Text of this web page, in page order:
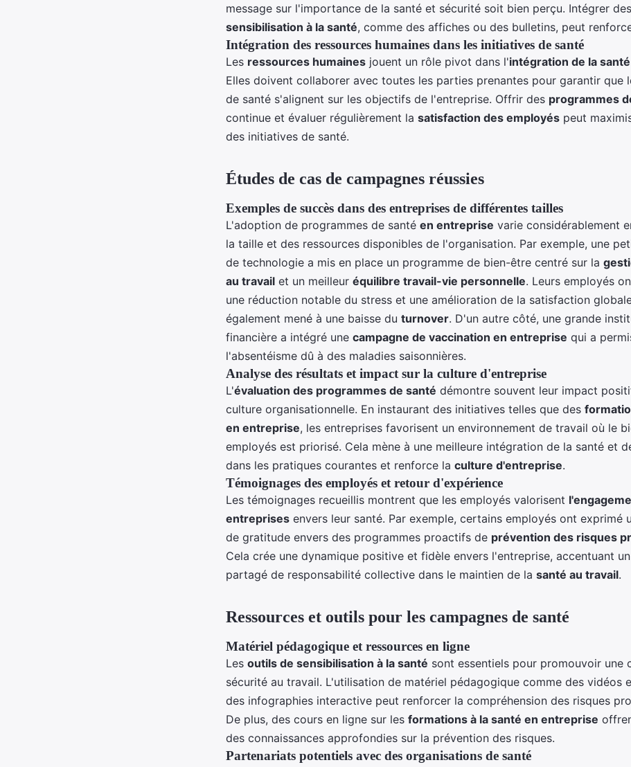
message sur l'importance de la santé et sécurité soit bien perçu. Intégrer des
sensibilisation à la santé, comme des affiches ou des bulletins, peut
Intégration des ressources humaines dans les initiatives de santé
Les ressources humaines jouent un rôle pivot dans l'intégration de la
Elles doivent collaborer avec toutes les parties prenantes pour garantir que
de santé s'alignent sur les objectifs de l'entreprise. Offrir des programmes
continue et évaluer régulièrement la satisfaction des employés peut
des initiatives de santé.
Études de cas de campagnes réussies
Exemples de succès dans des entreprises de différentes tailles
L'adoption de programmes de santé en entreprise varie considérablement
la taille et des ressources disponibles de l'organisation. Par exemple, une
de technologie a mis en place un programme de bien-être centré sur la
au travail et un meilleur équilibre travail-vie personnelle. Leurs employés
une réduction notable du stress et une amélioration de la satisfaction
également mené à une baisse du turnover. D'un autre côté, une grande
financière a intégré une campagne de vaccination en entreprise qui a
l'absentéisme dû à des maladies saisonnières.
Analyse des résultats et impact sur la culture d'entreprise
L'évaluation des programmes de santé démontre souvent leur impact
culture organisationnelle. En instaurant des initiatives telles que des
en entreprise, les entreprises favorisent un environnement de travail où le
employés est priorisé. Cela mène à une meilleure intégration de la santé et
dans les pratiques courantes et renforce la culture d'entreprise.
Témoignages des employés et retour d'expérience
Les témoignages recueillis montrent que les employés valorisent
entreprises envers leur santé. Par exemple, certains employés ont exprimé
de gratitude envers des programmes proactifs de prévention des risques
Cela crée une dynamique positive et fidèle envers l'entreprise, accentuant
partagé de responsabilité collective dans le maintien de la santé au travail.
Ressources et outils pour les campagnes de santé
Matériel pédagogique et ressources en ligne
Les outils de sensibilisation à la santé sont essentiels pour promouvoir une
sécurité au travail. L'utilisation de matériel pédagogique comme des vidéos
des infographies interactive peut renforcer la compréhension des risques
De plus, des cours en ligne sur les formations à la santé en entreprise
des connaissances approfondies sur la prévention des risques.
Partenariats potentiels avec des organisations de santé